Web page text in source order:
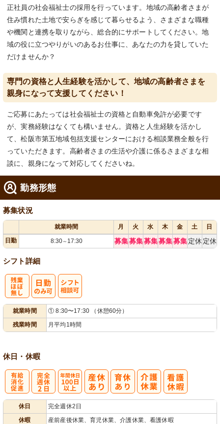
正社員の社会福祉士の採用を行っています。地域の高齢者さまが
住み慣れた土地で安らぎを感じて暮らせるよう、さまざまな職種
や機関と連携を取りながら、総合的にサポートしてください。地
域の役に立つやりがいのあるお仕事に、あなたの力を貸していた
だけませんか？
専門の資格と人生経験を活かして、地域の高齢者さまを
親身になって支援してください！
ご応募にあたっては社会福祉士の資格と自動車免許が必要です
が、実務経験はなくても構いません。資格と人生経験を活かし
て、松阪市第五地域包括支援センターにおける相談業務全般を行
っていただきます。高齢者さまの生活や介護に係るさまざまな相
談に、親身になって対応してくださいね。
勤務形態
募集状況
就業時間 月 火 水 木 金 土
日
日勤
8:30～ 17:30 募集募集募集募集募集 定休 定休
シフト詳細
就業時間
① 8:30〜17:30 （休憩60分）
残業時間
月平均1時間
休日・休暇
休日
完全週休2日
休暇
産前産後休業、育児休業、介護休業、看護休暇